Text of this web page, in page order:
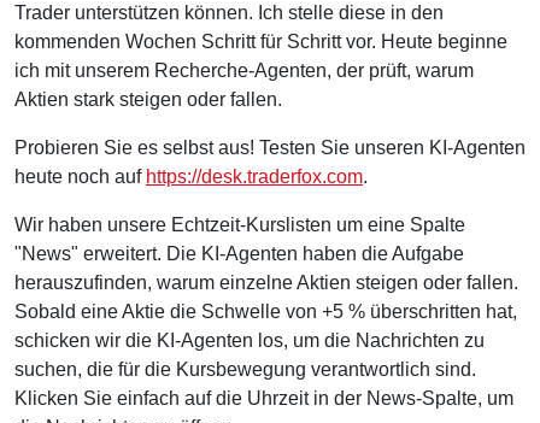
Trader unterstützen können. Ich stelle diese in den
kommenden Wochen Schritt für Schritt vor. Heute beginne
ich mit unserem Recherche-Agenten, der prüft, warum
Aktien stark steigen oder fallen.
Probieren Sie es selbst aus! Testen Sie unseren KI-Agenten
heute noch auf https://desk.traderfox.com.
Wir haben unsere Echtzeit-Kurslisten um eine Spalte
"News" erweitert. Die KI-Agenten haben die Aufgabe
herauszufinden, warum einzelne Aktien steigen oder fallen.
Sobald eine Aktie die Schwelle von +5 % überschritten hat,
schicken wir die KI-Agenten los, um die Nachrichten zu
suchen, die für die Kursbewegung verantwortlich sind.
Klicken Sie einfach auf die Uhrzeit in der News-Spalte, um